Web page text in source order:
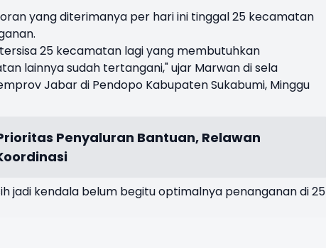
yang diterimanya per hari ini tinggal 25 kecamatan
25 kecamatan lagi yang membutuhkan
lainnya sudah tertangani," ujar Marwan di sela
Jabar di Pendopo Kabupaten Sukabumi, Minggu
Penyaluran Bantuan, Relawan
jadi kendala belum begitu optimalnya penanganan di 25